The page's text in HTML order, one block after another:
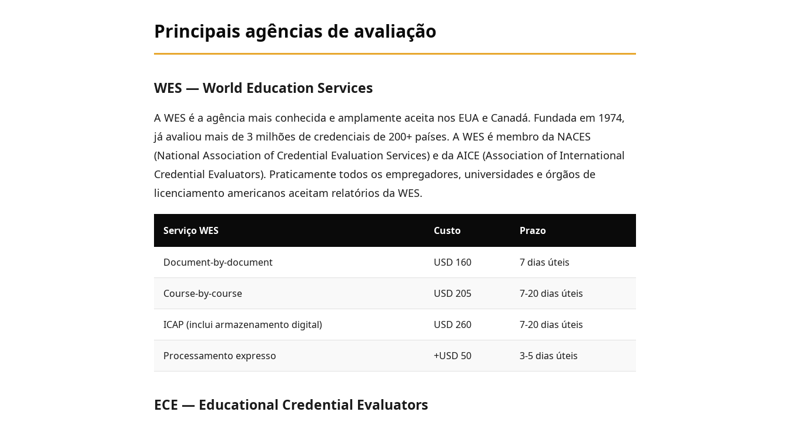
Principais agências de avaliação
WES — World Education Services
A WES é a agência mais conhecida e amplamente aceita nos EUA e Canadá. Fundada em 1974,
já avaliou mais de 3 milhões de credenciais de 200+ países. A WES é membro da NACES
(National Association of Credential Evaluation Services) e da AICE (Association of International
Credential Evaluators). Praticamente todos os empregadores, universidades e órgãos de
licenciamento americanos aceitam relatórios da WES.
Serviço WES Custo Prazo
Document-by-document USD 160 7 dias úteis
Course-by-course USD 205 7-20 dias úteis
ICAP (inclui armazenamento digital) USD 260 7-20 dias úteis
Processamento expresso +USD 50 3-5 dias úteis
ECE — Educational Credential Evaluators